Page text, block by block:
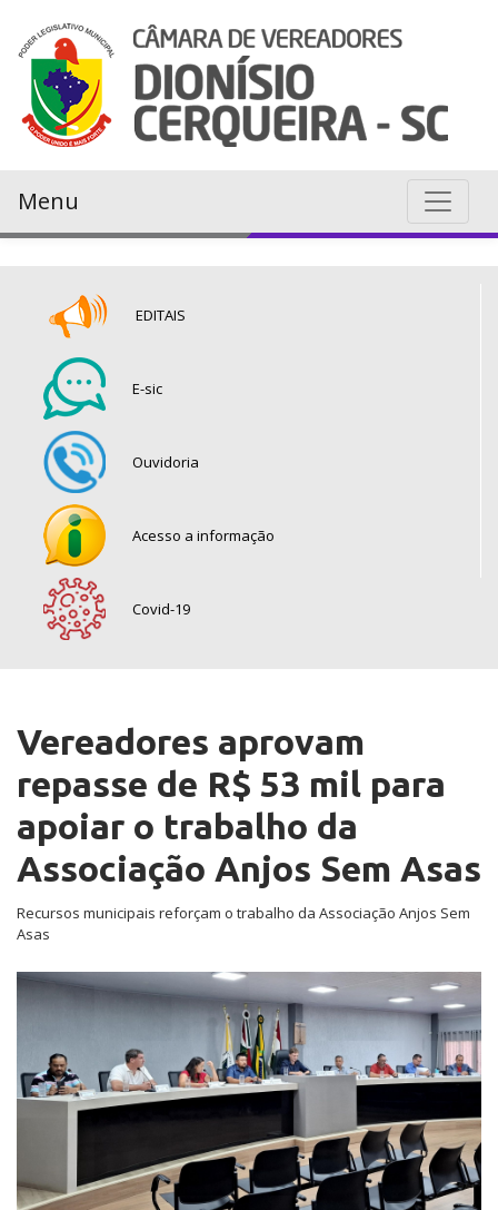
Menu
EDITAIS
E-sic
Ouvidoria
Acesso a informação
Covid-19
Vereadores aprovam
repasse de R$ 53 mil para
apoiar o trabalho da
Associação Anjos Sem Asas
Recursos municipais reforçam o trabalho da Associação Anjos Sem
Asas